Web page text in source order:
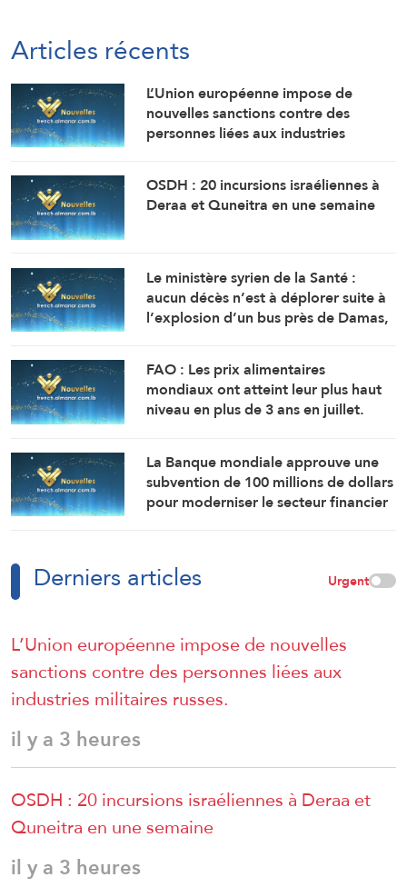
Articles récents
L’Union européenne impose de
nouvelles sanctions contre des
personnes liées aux industries
OSDH : 20 incursions israéliennes à
Deraa et Quneitra en une semaine
Le ministère syrien de la Santé :
aucun décès n’est à déplorer suite à
l’explosion d’un bus près de Damas,
FAO : Les prix alimentaires
mondiaux ont atteint leur plus haut
niveau en plus de 3 ans en juillet.
La Banque mondiale approuve une
subvention de 100 millions de dollars
pour moderniser le secteur financier
Derniers articles Urgent
L’Union européenne impose de nouvelles
sanctions contre des personnes liées aux
industries militaires russes.
il y a 3 heures
OSDH : 20 incursions israéliennes à Deraa et
Quneitra en une semaine
il y a 3 heures